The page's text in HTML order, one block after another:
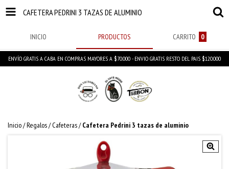
CAFETERA PEDRINI 3 TAZAS DE ALUMINIO
INICIO PRODUCTOS CARRITO 0
ENVÍO GRATIS A CABA EN COMPRAS MAYORES A $70.000 - ENVIO GRATIS RESTO DEL PAIS $120.000
Inicio/Regalos/ Cafeteras/ Cafetera Pedrini 3 tazas de aluminio